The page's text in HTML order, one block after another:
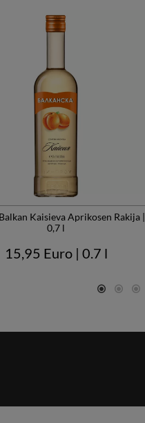
Kaisieva Aprikosen Rakija |
0,7 l
15,95 Euro| 0.7 l